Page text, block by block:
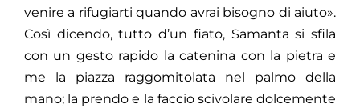
venire a rifugiarti quando avrai bisogno di aiuto».
Così dicendo, tutto d’un fiato, Samanta si sfila
con un gesto rapido la catenina con la pietra e
me la piazza raggomitolata nel palmo della
mano; la prendo e la faccio scivolare dolcemente